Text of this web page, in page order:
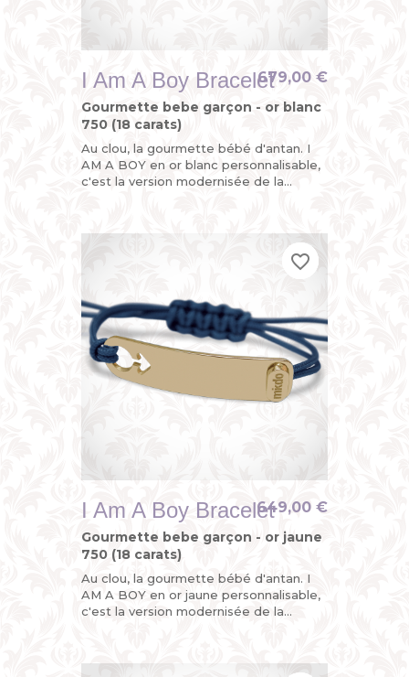
I Am A Boy Bracelet
Gourmette bebe garçon - or blanc
750 (18 carats)
Au clou, la gourmette bébé d'antan. I
AM A BOY en or blanc personnalisable,
c'est la version modernisée de la
679,00 €
I Am A Boy Bracelet
Gourmette bebe garçon - or jaune
750 (18 carats)
Au clou, la gourmette bébé d'antan. I
AM A BOY en or jaune personnalisable,
c'est la version modernisée de la
649,00 €
favorite_border
favorite_border
favorite_border